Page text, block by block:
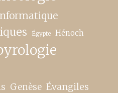
Égypte Hénoch
Genèse Évangiles